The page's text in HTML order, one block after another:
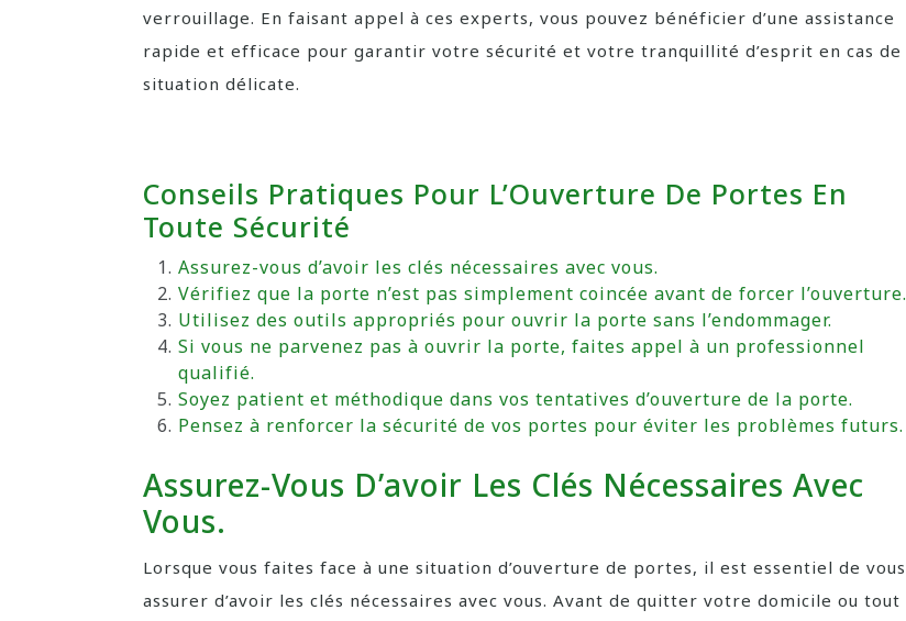
verrouillage. En faisant appel à ces experts, vous pouvez bénéficier d’une assistance
rapide et efficace pour garantir votre sécurité et votre tranquillité d’esprit en cas de
situation délicate.
Conseils Pratiques Pour L’Ouverture De Portes En
Toute Sécurité
Assurez-vous d’avoir les clés nécessaires avec vous.
Vérifiez que la porte n’est pas simplement coincée avant de forcer l’ouverture.
Utilisez des outils appropriés pour ouvrir la porte sans l’endommager.
Si vous ne parvenez pas à ouvrir la porte, faites appel à un professionnel
qualifié.
Soyez patient et méthodique dans vos tentatives d’ouverture de la porte.
Pensez à renforcer la sécurité de vos portes pour éviter les problèmes futurs.
Assurez-Vous D’avoir Les Clés Nécessaires Avec
Vous.
Lorsque vous faites face à une situation d’ouverture de portes, il est essentiel de vous
assurer d’avoir les clés nécessaires avec vous. Avant de quitter votre domicile ou tout